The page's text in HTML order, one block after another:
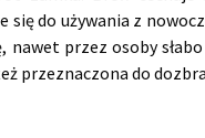
się do używania z
przez osoby
przeznaczona do